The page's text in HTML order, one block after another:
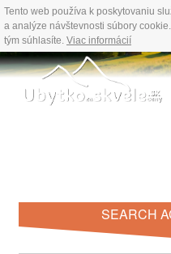
Tento web používa k poskytovaniu
a analýze návštevnosti súbory
tým súhlasíte. Viac informácií
SEARCH